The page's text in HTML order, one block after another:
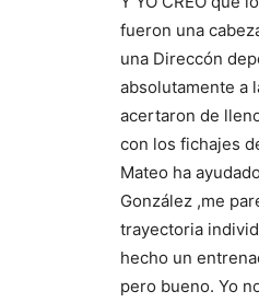
fueron una
una Direccón
absolutamente a
acertaron de
con los fichajes
Mateo ha
González ,me
trayectoria
hecho un
pero bueno. Yo